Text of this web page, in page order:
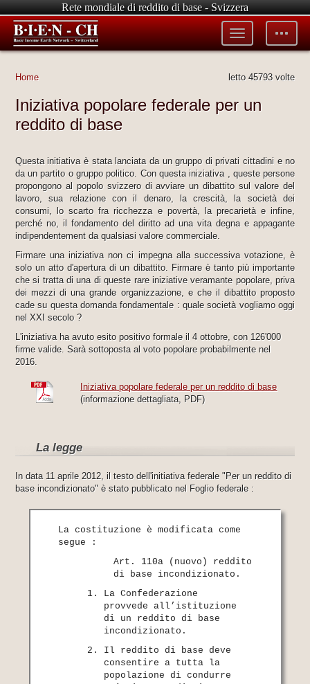
Rete mondiale di reddito di base - Svizzera
Toggle
tools
Toggle
menu
letto 45793 volte
Home
Iniziativa popolare federale per un
reddito di base
Questa initiativa è stata lanciata da un gruppo di privati cittadini e no
da un partito o gruppo politico. Con questa iniziativa , queste persone
propongono al popolo svizzero di avviare un dibattito sul valore del
lavoro, sua relazione con il denaro, la crescità, la società dei
consumi, lo scarto fra ricchezza e povertà, la precarietà e infine,
perché no, il fondamento del diritto ad una vita degna e appagante
indipendentement da qualsiasi valore commerciale.
Firmare una iniziativa non ci impegna alla successiva votazione, è
solo un atto d'apertura di un dibattito. Firmare è tanto più importante
che si tratta di una di queste rare iniziative veramante popolare, priva
dei mezzi di una grande organizzazione, e che il dibattito proposto
cade su questa domanda fondamentale : quale società vogliamo oggi
nel XXI secolo ?
L'iniziativa ha avuto esito positivo formale il 4 ottobre, con 126'000
firme valide. Sarà sottoposta al voto popolare probabilmente nel
2016.
Iniziativa popolare federale per un reddito di base
(informazione dettagliata, PDF)
La legge
In data 11 aprile 2012, il testo dell'initiativa federale "Per un reddito di
base incondizionato" è stato pubblicato nel Foglio federale :
La costituzione è modificata come
segue :
Art. 110a (nuovo) reddito
di base incondizionato.
La Confederazione
provvede all’istituzione
di un reddito di base
incondizionato.
Il reddito di base deve
consentire a tutta la
popolazione di condurre